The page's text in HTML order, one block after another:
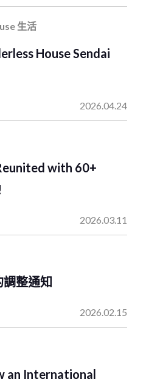
生活
House Sendai
2026.04.24
with 60+
2026.03.11
整通知
2026.02.15
an International